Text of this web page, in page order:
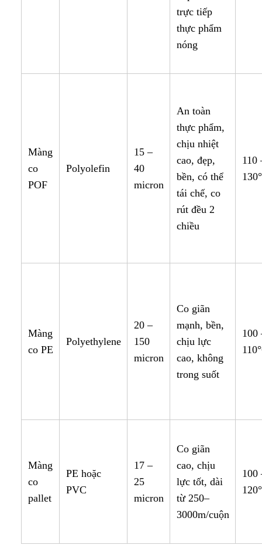
trực tiếp
thực phẩm
nóng
Màng
co
POF
Polyolefin
15 –
40
micron
An toàn
thực phẩm,
chịu nhiệt
cao, đẹp,
bền, có thể
tái chế, co
rút đều 2
chiều
110
Màng
co PE
Polyethylene
20 –
150
micron
Co giãn
mạnh, bền,
chịu lực
cao, không
trong suốt
100
Màng
co
pallet
PE hoặc
PVC
17 –
25
micron
Co giãn
cao, chịu
lực tốt, dài
từ 250–
3000m/cuộn
100